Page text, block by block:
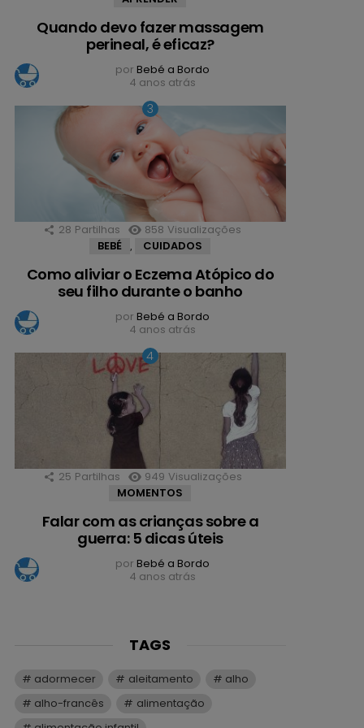
Quando devo fazer massagem
perineal, é eficaz?
por Bebé a Bordo
4 anos atrás
28 Partilhas 858 Visualizações
BEBÉ
CUIDADOS
Como aliviar o Eczema Atópico do
seu filho durante o banho
por Bebé a Bordo
4 anos atrás
25 Partilhas 949 Visualizações
MOMENTOS
Falar com as crianças sobre a
guerra: 5 dicas úteis
por Bebé a Bordo
4 anos atrás
TAGS
adormecer aleitamento
alho
alho-francês
alimentação